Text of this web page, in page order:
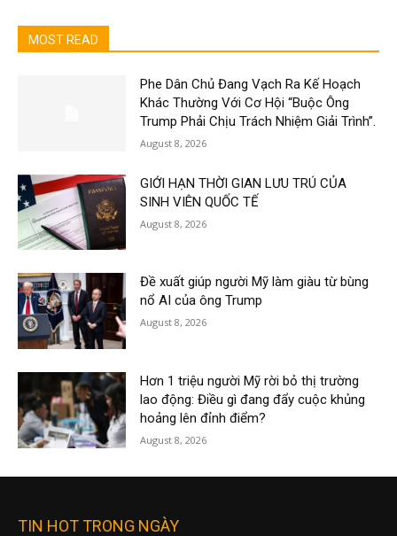
MOST READ
Phe Dân Chủ Đang Vạch Ra Kế Hoạch
Khác Thường Với Cơ Hội “Buộc Ông
Trump Phải Chịu Trách Nhiệm Giải Trình”.
August 8, 2026
GIỚI HẠN THỜI GIAN LƯU TRÚ CỦA
SINH VIÊN QUỐC TẾ
August 8, 2026
Đề xuất giúp người Mỹ làm giàu từ bùng
nổ AI của ông Trump
August 8, 2026
Hơn 1 triệu người Mỹ rời bỏ thị trường
lao động: Điều gì đang đẩy cuộc khủng
hoảng lên đỉnh điểm?
August 8, 2026
TIN HOT TRONG NGÀY